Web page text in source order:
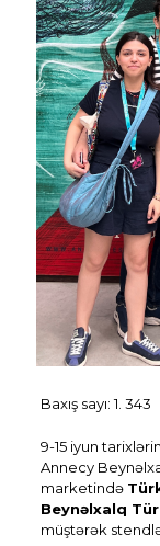
Baxış sayı: 1. 343
9-15 iyun
Annecy
marketində
Beynəlxalq
müştərək